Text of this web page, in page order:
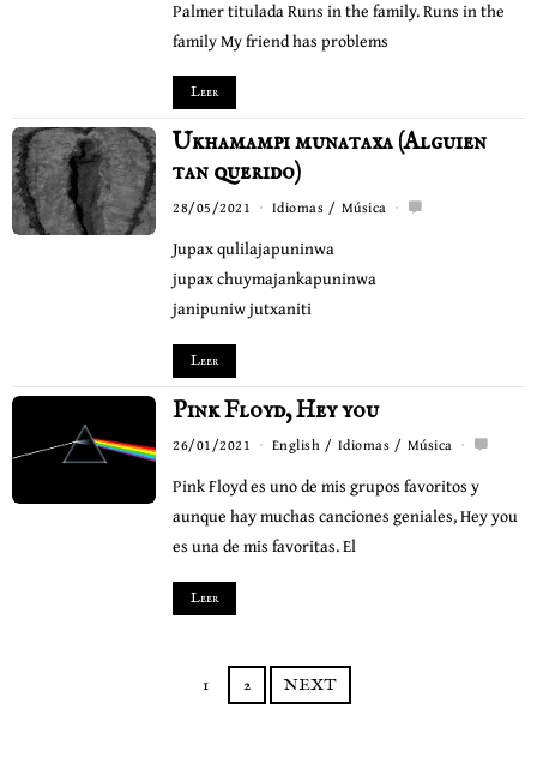
Palmer titulada Runs in the family. Runs in the
family My friend has problems
Leer
Ukhamampi munataxa (Alguien
tan querido)
28/05/2021 Idiomas / Música
Jupax qulilajapuninwa
jupax chuymajankapuninwa
janipuniw jutxaniti
Leer
Pink Floyd, Hey you
26/01/2021 English / Idiomas / Música
Pink Floyd es uno de mis grupos favoritos y
aunque hay muchas canciones geniales, Hey you
es una de mis favoritas. El
Leer
1 2 NEXT